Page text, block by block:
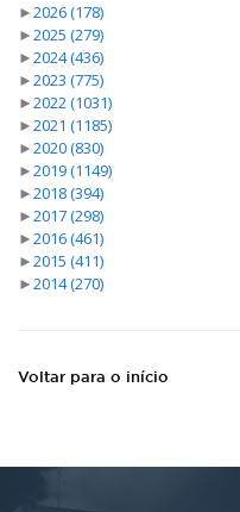
►2026(178)
►2025 (279)
►2024(436)
►2023 (775)
►2022(1031)
►2021 (1185)
►2020(830)
►2019(1149)
►2018(394)
►2017(298)
►2016(461)
►2015 (411)
►2014(270)
Voltar para o início